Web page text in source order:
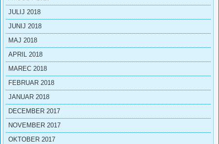
JULIJ 2018
JUNIJ 2018
MAJ 2018
APRIL 2018
MAREC 2018
FEBRUAR 2018
JANUAR 2018
DECEMBER 2017
NOVEMBER 2017
OKTOBER 2017